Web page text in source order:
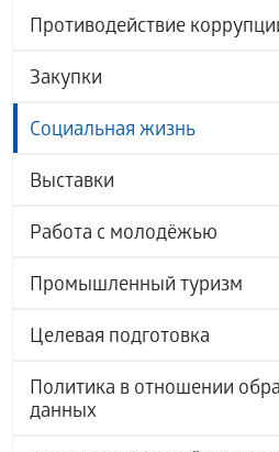
Противодействие
Закупки
Социальная жизнь
Выставки
Работа с молодёжью
Промышленный туризм
Целевая подготовка
Политика в отношении
данных